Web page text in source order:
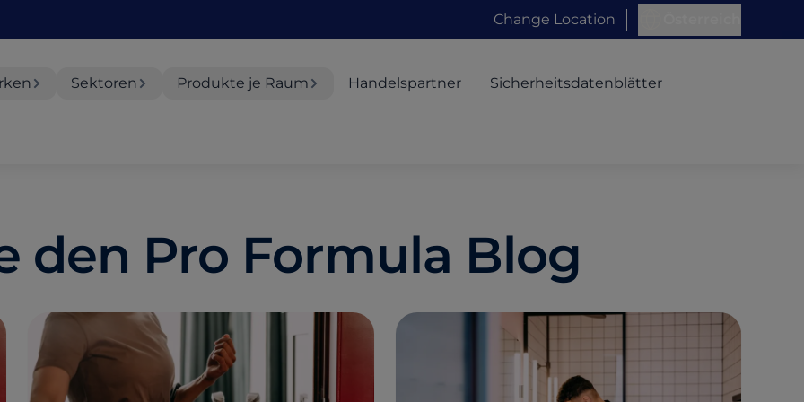
Change Location
Sektoren Produkte je Raum Handelspartner Sicherheitsdatenblätter
den Pro Formula Blog